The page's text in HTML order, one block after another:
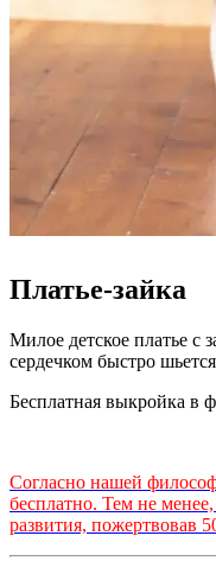
Платье-зайка
Милое детское платье
сердечком быстро
Бесплатная выкройка в
Согласно нашей
бесплатно. Тем не
развития, пожертвовав